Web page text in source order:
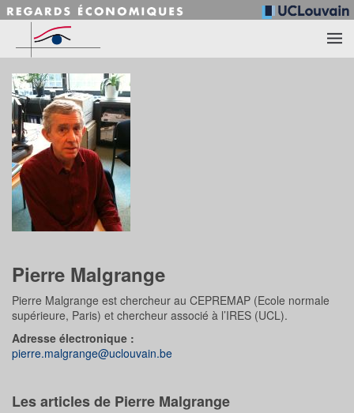
Accéder au contenu principal
Pierre Malgrange
Pierre Malgrange est chercheur au CEPREMAP (Ecole normale
supérieure, Paris) et chercheur associé à l’IRES (UCL).
Adresse électronique :
pierre.malgrange@uclouvain.be
Les articles de Pierre Malgrange